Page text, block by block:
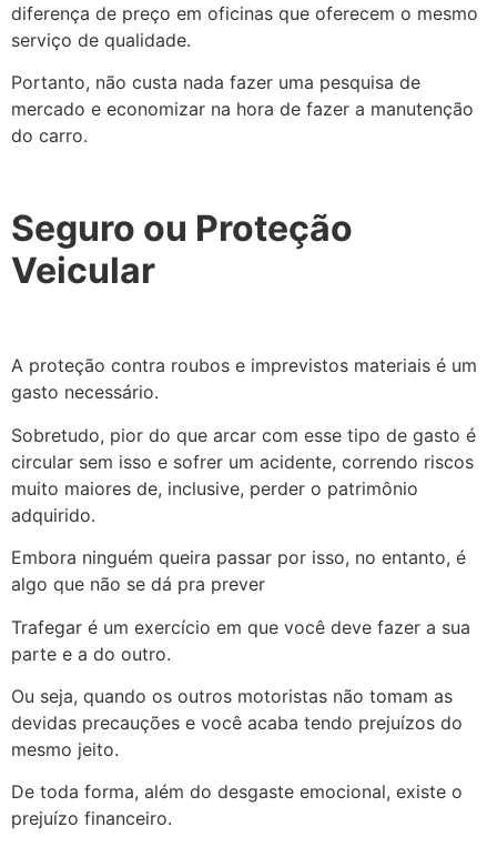
diferença de preço em oficinas que oferecem o mesmo
serviço de qualidade.
Portanto, não custa nada fazer uma pesquisa de
mercado e economizar na hora de fazer a manutenção
do carro.
Seguro ou Proteção
Veicular
A proteção contra roubos e imprevistos materiais é um
gasto necessário.
Sobretudo, pior do que arcar com esse tipo de gasto é
circular sem isso e sofrer um acidente, correndo riscos
muito maiores de, inclusive, perder o patrimônio
adquirido.
Embora ninguém queira passar por isso, no entanto, é
algo que não se dá pra prever
Trafegar é um exercício em que você deve fazer a sua
parte e a do outro.
Ou seja, quando os outros motoristas não tomam as
devidas precauções e você acaba tendo prejuízos do
mesmo jeito.
De toda forma, além do desgaste emocional, existe o
prejuízo financeiro.